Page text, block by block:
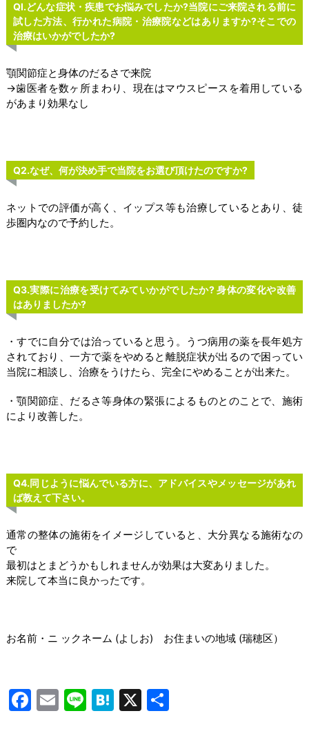
Ql.どんな症状・疾患でお悩みでしたか?当院にご来院される前に
試した方法、行かれた病院・治療院などはありますか?そこでの
治療はいかがでしたか?
顎関節症と身体のだるさで来院
→歯医者を数ヶ所まわり、現在はマウスピースを着用している
があまり効果なし
Q2.なぜ、何が決め手で当院をお選び頂けたのですか?
ネットでの評価が高く、イップス等も治療しているとあり、徒
歩圏内なので予約した。
Q3.実際に治療を受けてみていかがでしたか? 身体の変化や改善
はありましたか?
・すでに自分では治っていると思う。うつ病用の薬を長年処方
されており、一方で薬をやめると離脱症状が出るので困ってい
当院に相談し、治療をうけたら、完全にやめることが出来た。
・顎関節症、だるさ等身体の緊張によるものとのことで、施術
により改善した。
Q4.同じように悩んでいる方に、アドバイスやメッセージがあれ
ば教えて下さい。
通常の整体の施術をイメージしていると、大分異なる施術なの
で
最初はとまどうかもしれませんが効果は大変ありました。
来院して本当に良かったです。
お名前・ニ ックネーム (よしお) お住まいの地域 (瑞穂区）
Facebook
Email
LineHatena
X 共
LINE予約・問合せ